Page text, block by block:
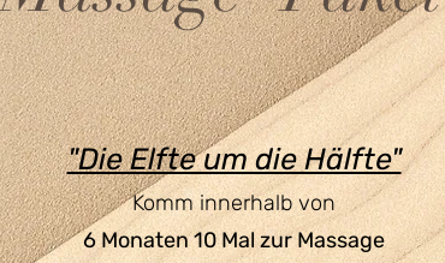
"Die Elfte um die Hälfte"
Komm innerhalb von
6 Monaten 10 Mal zur Massage